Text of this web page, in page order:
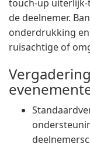
touch-up
de deelnemer.
onderdrukking
ruisachtige of